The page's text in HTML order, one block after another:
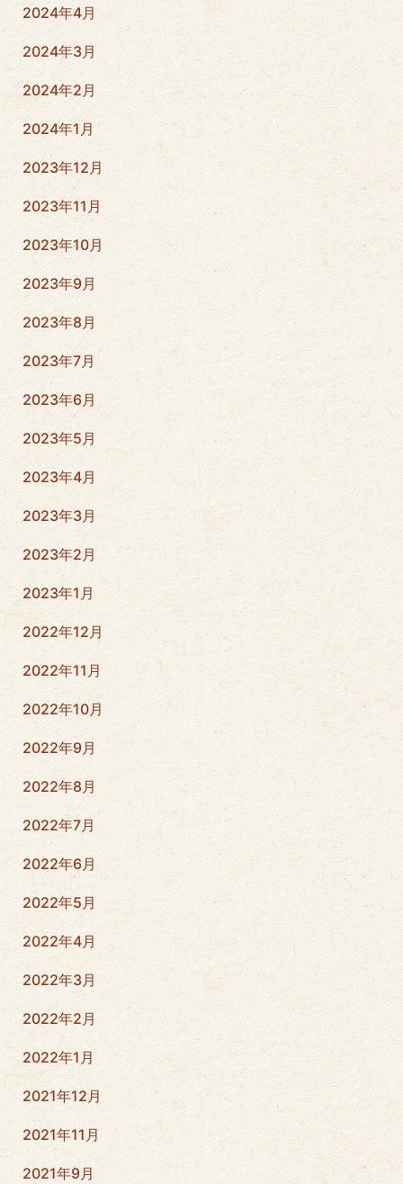
2024年4月
2024年3月
2024年2月
2024年1月
2023年12月
2023年11月
2023年10月
2023年9月
2023年8月
2023年7月
2023年6月
2023年5月
2023年4月
2023年3月
2023年2月
2023年1月
2022年12月
2022年11月
2022年10月
2022年9月
2022年8月
2022年7月
2022年6月
2022年5月
2022年4月
2022年3月
2022年2月
2022年1月
2021年12月
2021年11月
2021年9月